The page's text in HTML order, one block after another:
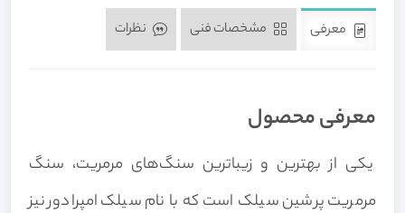
معرفی
معرفی محصول
یکی از بهترین و زیباترین سنگ‌های مرمریت، سنگ
مرمریت پرشین سیلک است که با نام سیلک امپرادور نیز